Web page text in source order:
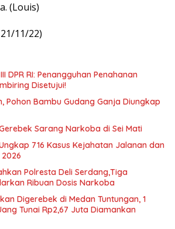
(Louis)
11/22)
DPR RI: Penangguhan Penahanan
Disetujui!
Pohon Bambu Gudang Ganja Diungkap
Sarang Narkoba di Sei Mati
716 Kasus Kejahatan Jalanan dan
Polresta Deli Serdang,Tiga
Ribuan Dosis Narkoba
Digerebek di Medan Tuntungan, 1
Tunai Rp2,67 Juta Diamankan